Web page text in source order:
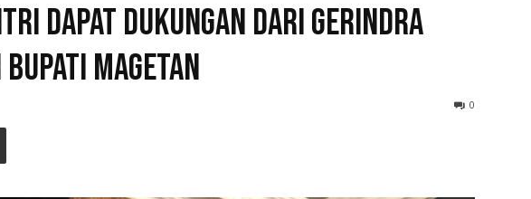
Dapat Dukungan dari Gerindra
Magetan
0